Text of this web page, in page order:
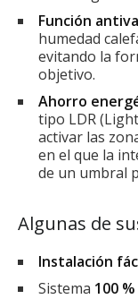
Función
humedad
evitando la
objetivo.
Ahorro
tipo LDR
activar las
en el que la
de un umbral
Algunas de
Instalación
Sistema 100